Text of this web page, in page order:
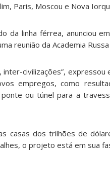
Paris, Moscou e Nova
da linha férrea, anunciou
reunião da Academia
civilizações”, expressou
empregos, como
ou túnel para a
casas dos trilhões de
o projeto está em sua